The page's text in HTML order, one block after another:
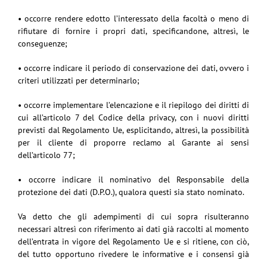
• occorre rendere edotto l’interessato della facoltà o meno di
rifiutare di fornire i propri dati, specificandone, altresì, le
conseguenze;
• occorre indicare il periodo di conservazione dei dati, ovvero i
criteri utilizzati per determinarlo;
• occorre implementare l’elencazione e il riepilogo dei diritti di
cui all’articolo 7 del Codice della privacy, con i nuovi diritti
previsti dal Regolamento Ue, esplicitando, altresì, la possibilità
per il cliente di proporre reclamo al Garante ai sensi
dell’articolo 77;
• occorre indicare il nominativo del Responsabile della
protezione dei dati (D.P.O.), qualora questi sia stato nominato.
Va detto che gli adempimenti di cui sopra risulteranno
necessari altresì con riferimento ai dati già raccolti al momento
dell’entrata in vigore del Regolamento Ue e si ritiene, con ciò,
del tutto opportuno rivedere le informative e i consensi già